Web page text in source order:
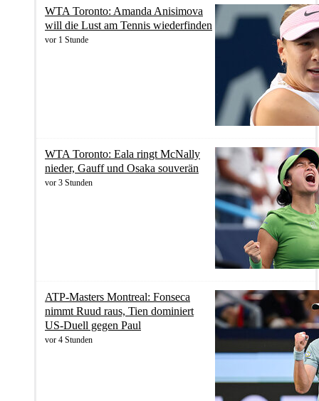
WTA Toronto: Amanda Anisimova
will die Lust am Tennis wiederfinden
vor 1 Stunde
WTA Toronto: Eala ringt McNally
nieder, Gauff und Osaka souverän
vor 3 Stunden
ATP-Masters Montreal: Fonseca
nimmt Ruud raus, Tien dominiert
US-Duell gegen Paul
vor 4 Stunden